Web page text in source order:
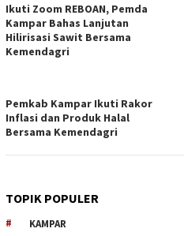
Ikuti Zoom REBOAN, Pemda
Kampar Bahas Lanjutan
Hilirisasi Sawit Bersama
Kemendagri
Pemkab Kampar Ikuti Rakor
Inflasi dan Produk Halal
Bersama Kemendagri
TOPIK POPULER
KAMPAR